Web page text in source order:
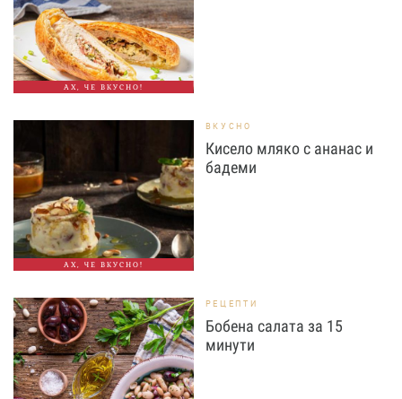
АХ, ЧЕ ВКУСНО!
АХ, ЧЕ ВКУСНО!
ВКУСНО
Кисело мляко с ананас и
бадеми
РЕЦЕПТИ
Бобена салата за 15
минути